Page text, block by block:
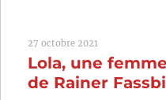
27 octobre 2021
Lola, une
de Rainer